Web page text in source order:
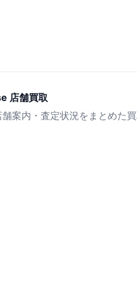
店舗買取
案内・査定状況をまとめた買